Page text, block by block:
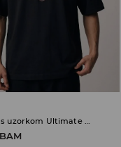
Majica s uzorkom Ultimate Mortal Kombat